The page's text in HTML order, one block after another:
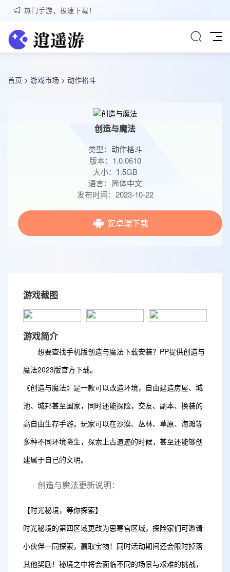
热门手游，极速下载！
首页 > 游戏市场 > 动作格斗
创造与魔法
类型： 动作格斗
版本：1.0.0610
大小：1.5GB
语言：简体中文
发布时间：2023-10-22
安卓端下载
游戏截图
游戏简介
想要查找手机版创造与魔法下载安装？PP提供创造与
魔法2023版官方下载。
《创造与魔法》是一款可以改造环境，自由建造房屋、城
池、城邦甚至国家，同时还能探险，交友、副本、换装的
高自由生存手游。玩家可以在沙漠、丛林、草原、海滩等
多种不同环境降生，探索上古遗迹的时候，甚至还能够创
建属于自己的文明。
创造与魔法更新说明：
【时光秘境，等你探索】
时光秘境的第四区域更改为思寒宫区域，探险家们可邀请
小伙伴一同探索，赢取宝物！同时活动期间还会限时掉落
其他奖励！秘境之中将会面临不同的场景与艰难的挑战，